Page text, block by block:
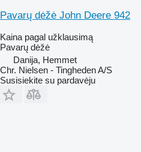
Pavarų dėžė John Deere 942
Kaina pagal užklausimą
Pavarų dėžė
Danija, Hemmet
Chr. Nielsen - Tingheden A/S
Susisiekite su pardavėju